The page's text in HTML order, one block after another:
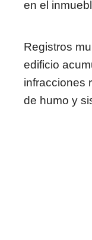
en el
Registros
edificio
infracciones
de humo y